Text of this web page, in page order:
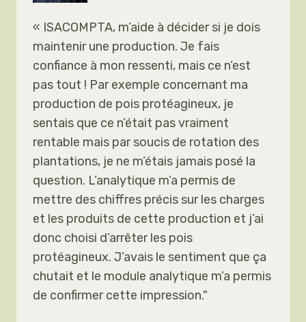
« ISACOMPTA, m’aide à décider si je dois
maintenir une production. Je fais
confiance à mon ressenti, mais ce n’est
pas tout ! Par exemple concernant ma
production de pois protéagineux, je
sentais que ce n’était pas vraiment
rentable mais par soucis de rotation des
plantations, je ne m’étais jamais posé la
question. L’analytique m’a permis de
mettre des chiffres précis sur les charges
et les produits de cette production et j’ai
donc choisi d’arrêter les pois
protéagineux. J’avais le sentiment que ça
chutait et le module analytique m’a permis
de confirmer cette impression."